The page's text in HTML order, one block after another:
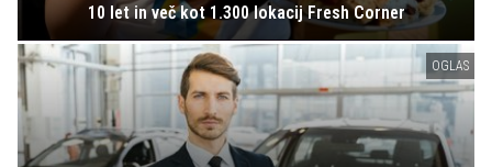
10 let in več kot 1.300 lokacij Fresh Corner
OGLAS